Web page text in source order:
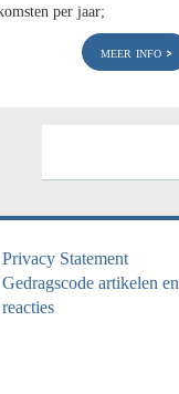
per jaar;
meer info
Privacy Statement
Gedragscode artikelen en
reacties